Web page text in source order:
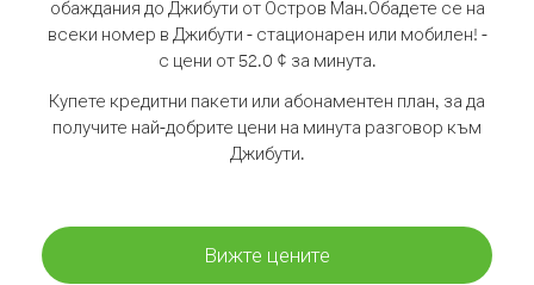
обаждания до Джибути от Остров Ман.Обадете се на
всеки номер в Джибути - стационарен или мобилен! -
с цени от 52.0 ¢ за минута.
Купете кредитни пакети или абонаментен план, за да
получите най-добрите цени на минута разговор към
Джибути.
Вижте цените